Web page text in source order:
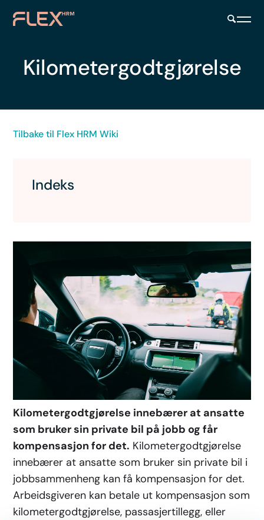
Kilometergodtgjørelse
Tilbake til Flex HRM Wiki
Indeks
Kilometergodtgjørelse innebærer at ansatte
som bruker sin private bil på jobb og får
kompensasjon for det. Kilometergodtgjørelse
innebærer at ansatte som bruker sin private bil i
jobbsammenheng kan få kompensasjon for det.
Arbeidsgiveren kan betale ut kompensasjon som
kilometergodtgjørelse, passasjertillegg, eller